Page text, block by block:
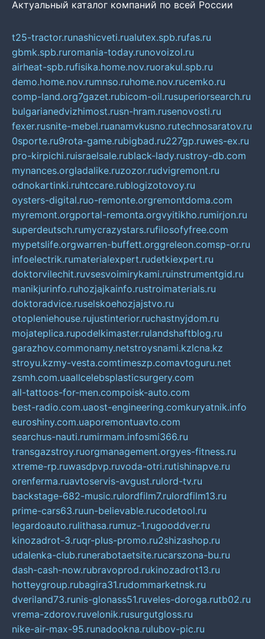
Актуальный каталог компаний по всей России
t25-tractor.runashicveti.rualutex.spb.rufas.ru
gbmk.spb.ruromania-today.runovoizol.ru
airheat-spb.rufisika.home.nov.ruorakul.spb.ru
demo.home.nov.rumnso.ruhome.nov.rucemko.ru
comp-land.org7gazet.rubicom-oil.rusuperiorsearch.ru
bulgarianedvizhimost.rusn-hram.rusenovosti.ru
fexer.rusnite-mebel.ruanamvkusno.rutechnosaratov.ru
0sporte.ru9rota-game.rubigbad.ru227gp.ruwes-ex.ru
pro-kirpichi.ruisraelsale.rublack-lady.rustroy-db.com
mynances.orgladalike.ruzozor.rudvigremont.ru
odnokartinki.ruhtccare.rublogizotovoy.ru
oysters-digital.ruo-remonte.orgremontdoma.com
myremont.orgportal-remonta.orgvyitikho.rumirjon.ru
superdeutsch.rumycrazystars.rufilosofyfree.com
mypetslife.orgwarren-buffett.orggreleon.comsp-or.ru
infoelectrik.rumaterialexpert.rudetkiexpert.ru
doktorvilechit.ruvsesvoimirykami.ruinstrumentgid.ru
manikjurinfo.ruhozjajkainfo.rustroimaterials.ru
doktoradvice.ruselskoehozjajstvo.ru
otopleniehouse.rujustinterior.ruchastnyjdom.ru
mojateplica.rupodelkimaster.rulandshaftblog.ru
garazhov.commonamy.netstroysnami.kzlcna.kz
stroyu.kzmy-vesta.comtimeszp.comavtoguru.net
zsmh.com.uaallcelebsplasticsurgery.com
all-tattoos-for-men.compoisk-auto.com
best-radio.com.uaost-engineering.comkuryatnik.info
euroshiny.com.uaporemontuavto.com
searchus-nauti.rumirmam.infosmi366.ru
transgazstroy.ruorgmanagement.orgyes-fitness.ru
xtreme-rp.ruwasdpvp.ruvoda-otri.rutishinapve.ru
orenferma.ruavtoservis-avgust.rulord-tv.ru
backstage-682-music.rulordfilm7.rulordfilm13.ru
prime-cars63.ruun-believable.rucodetool.ru
legardoauto.rulithasa.rumuz-1.rugooddver.ru
kinozadrot-3.ruqr-plus-promo.ru2shizashop.ru
udalenka-club.runerabotaetsite.rucarszona-bu.ru
dash-cash-now.rubravoprod.rukinozadrot13.ru
hotteygroup.rubagira31.rudommarketnsk.ru
dveriland73.runis-glonass51.ruveles-doroga.rutb02.ru
vrema-zdorov.ruvelonik.rusurgutgloss.ru
nike-air-max-95.runadookna.rulubov-pic.ru